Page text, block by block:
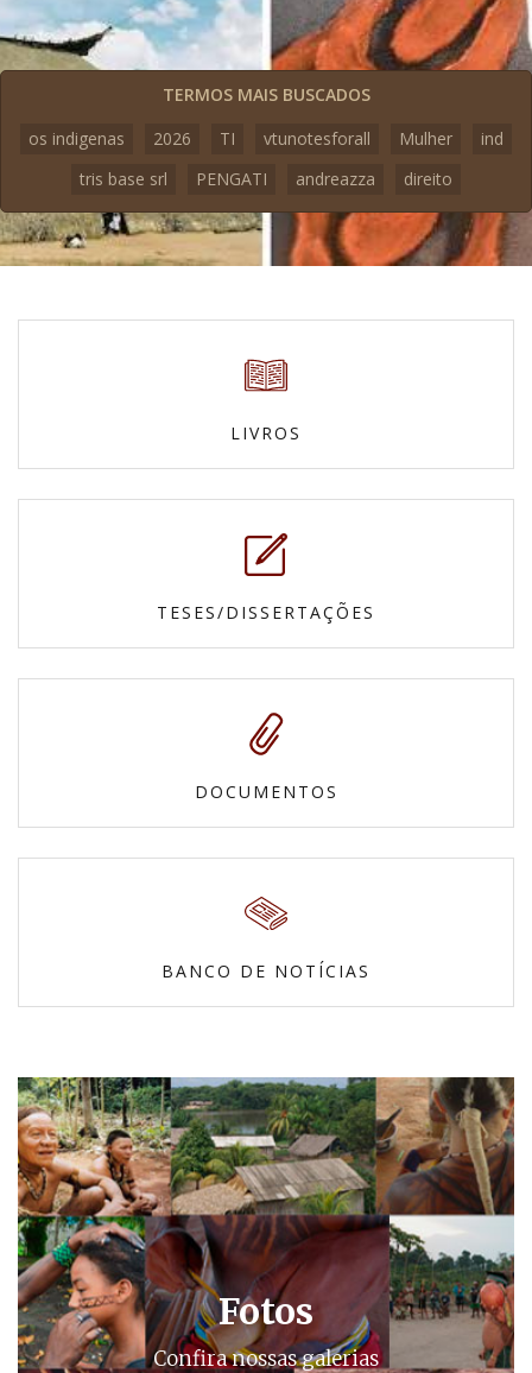
TERMOS MAIS BUSCADOS
os indigenas
2026 TI vtunotesforall Mulher
ind
tris base srl
PENGATI andreazza direito
LIVROS
TESES/DISSERTAÇÕES
DOCUMENTOS
BANCO DE NOTÍCIAS
Fotos
Confira nossas galerias